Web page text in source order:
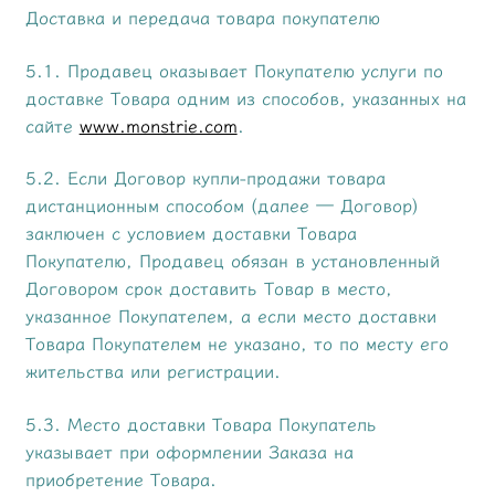
Доставка и передача товара покупателю
5.1. Продавец оказывает Покупателю услуги по
доставке Товара одним из способов, указанных на
сайте www.monstrie.com.
5.2. Если Договор купли-продажи товара
дистанционным способом (далее — Договор)
заключен с условием доставки Товара
Покупателю, Продавец обязан в установленный
Договором срок доставить Товар в место,
указанное Покупателем, а если место доставки
Товара Покупателем не указано, то по месту его
жительства или регистрации.
5.3. Место доставки Товара Покупатель
указывает при оформлении Заказа на
приобретение Товара.